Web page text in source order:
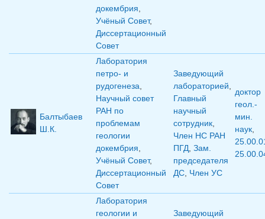
докембрия,
Учёный Совет,
Диссертационный
Совет
Балтыбаев
Ш.К.
Лаборатория
петро- и
рудогенеза,
Научный совет
РАН по
проблемам
геологии
докембрия,
Учёный Совет,
Диссертационный
Совет
Заведующий
лабораторией,
Главный
научный
сотрудник,
Член НС РАН
ПГД, Зам.
председателя
ДС, Член УС
доктор
геол.-
мин.
наук,
Лаборатория
геологии и
Заведующий